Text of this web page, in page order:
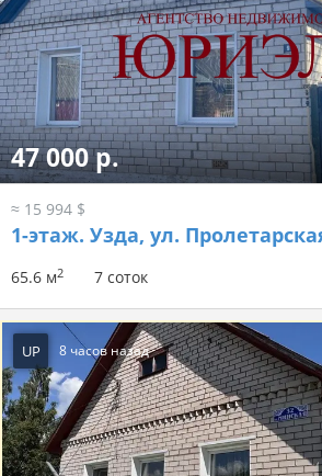
47 000 р.
≈ 15 994 $
1-этаж. Узда, ул.
65.6 м2 7 соток
UP 8 часов назад